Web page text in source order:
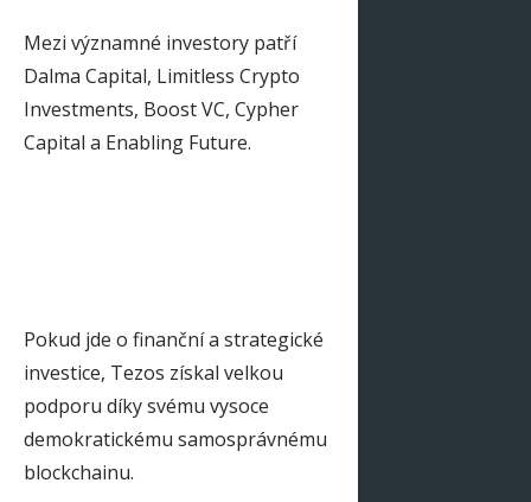
Mezi významné investory patří
Dalma Capital, Limitless Crypto
Investments, Boost VC, Cypher
Capital a Enabling Future.
Pokud jde o finanční a strategické
investice, Tezos získal velkou
podporu díky svému vysoce
demokratickému samosprávnému
blockchainu.